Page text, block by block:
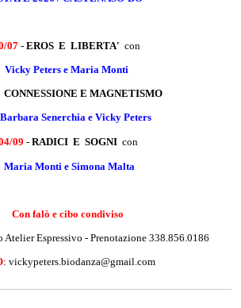
07- EROS E LIBERTA' con
Vicky Peters e Maria Monti
CONNESSIONE E MAGNETISMO
Barbara Senerchia e Vicky Peters
09 - RADICI E SOGNI con
Maria Monti e Simona Malta
Con falò e cibo condiviso
Atelier Espressivo - Prenotazione 338.856.0186
: vickypeters.biodanza@gmail.com